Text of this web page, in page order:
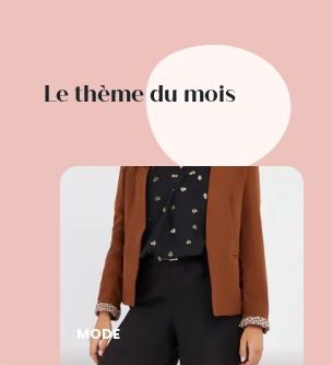
Le thème du mois
MODE